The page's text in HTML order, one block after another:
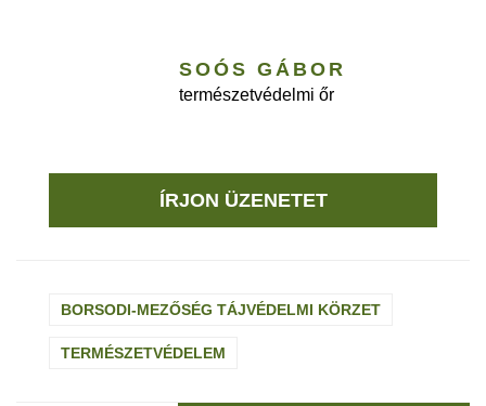
SOÓS GÁBOR
természetvédelmi őr
ÍRJON ÜZENETET
BORSODI-MEZŐSÉG TÁJVÉDELMI KÖRZET
TERMÉSZETVÉDELEM